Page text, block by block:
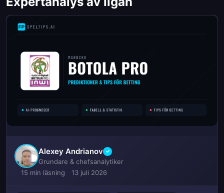
Alexey Andrianov ✓
Grundare & chefsanalytiker
15 min läsning
13 juli 2026